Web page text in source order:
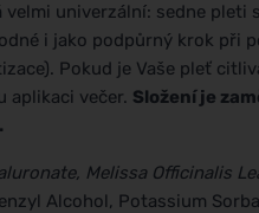
univerzální: sedne pleti
i jako podpůrný krok při
Pokud je Vaše pleť
aplikaci večer. Složení je
Melissa Officinalis
Alcohol, Potassium